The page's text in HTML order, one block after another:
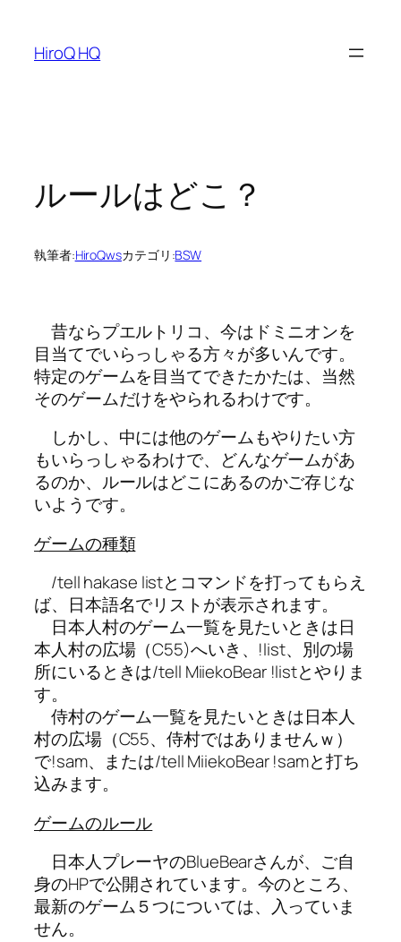
HiroQ HQ
ルールはどこ？
執筆者:HiroQwsカテゴリ:BSW
昔ならプエルトリコ、今はドミニオンを
目当てでいらっしゃる方々が多いんです。
特定のゲームを目当てできたかたは、当然
そのゲームだけをやられるわけです。
しかし、中には他のゲームもやりたい方
もいらっしゃるわけで、どんなゲームがあ
るのか、ルールはどこにあるのかご存じな
いようです。
ゲームの種類
/tell hakase listとコマンドを打ってもらえ
ば、日本語名でリストが表示されます。
日本人村のゲーム一覧を見たいときは日
本人村の広場（C55)へいき、!list、別の場
所にいるときは/tell MiiekoBear !listとやりま
す。
侍村のゲーム一覧を見たいときは日本人
村の広場（C55、侍村ではありませんｗ）
で!sam、または/tell MiiekoBear !samと打ち
込みます。
ゲームのルール
日本人プレーヤのBlueBearさんが、ご自
身のHPで公開されています。今のところ、
最新のゲーム５つについては、入っていま
せん。